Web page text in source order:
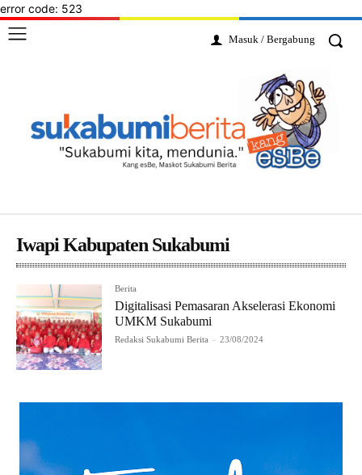
error code: 523
Masuk / Bergabung
Iwapi Kabupaten Sukabumi
Berita
Digitalisasi Pemasaran Akselerasi Ekonomi
UMKM Sukabumi
Redaksi Sukabumi Berita - 23/08/2024